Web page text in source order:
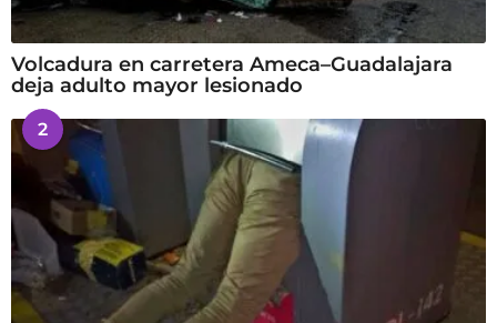
Volcadura en carretera Ameca–Guadalajara
deja adulto mayor lesionado
2